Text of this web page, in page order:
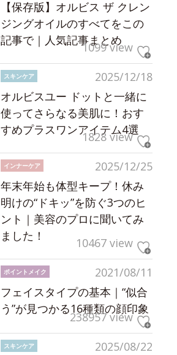
【保存版】オルビス ザ クレン
ジングオイルのすべてをこの
記事で｜人気記事まとめ
1099 view
2025/12/18
スキンケア
オルビスユー ドットと一緒に
使ってさらなる美肌に！おす
すめプラスワンアイテム4選
1828 view
2025/12/25
インナーケア
年末年始も体型キープ！休み
明けの“ドキッ”を防ぐ3つのヒ
ント｜美容のプロに聞いてみ
ました！
10467 view
2021/08/11
ポイントメイク
フェイスタイプの基本｜“似合
う”が見つかる16種類の顔印象
238957 view
2025/08/22
スキンケア